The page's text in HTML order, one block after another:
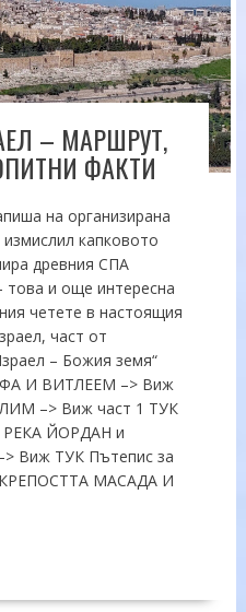
– МАРШРУТ,
ФАКТИ
на организирана
измислил капковото
древния СПА
това и още интересна
четете в настоящия
част от
– Божия земя“
И ВИТЛЕЕМ –> Виж
–> Виж част 1 ТУК
РЕКА ЙОРДАН и
Виж ТУК Пътепис за
МАСАДА И